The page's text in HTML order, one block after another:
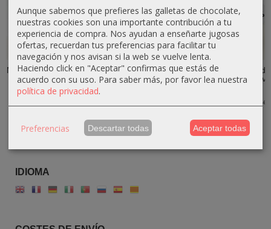
IDIOMA
-10 %
Mortero Rústico
Grande de
Madera de...
-10 %
Mortero de
Madera de olivo
con Maza...
-10 %
Mortero de
Madera de olivo
con Borde...
-10 %
Mortero Liso de
Madera de olivo
41,00 €
Aunque sabemos que prefieres las galletas de chocolate,
nuestras cookies son una importante contribución a tu
experiencia de compra. Nos ayudan a enseñarte jugosas
ofertas, recuerdan tus preferencias para facilitar tu
navegación y nos avisan si la web se vuelve lenta.
Haciendo click en "Aceptar" confirmas que estás de
acuerdo con su uso. Para saber más, por favor lea nuestra
política de privacidad.
Preferencias Descartar todas Aceptar todas